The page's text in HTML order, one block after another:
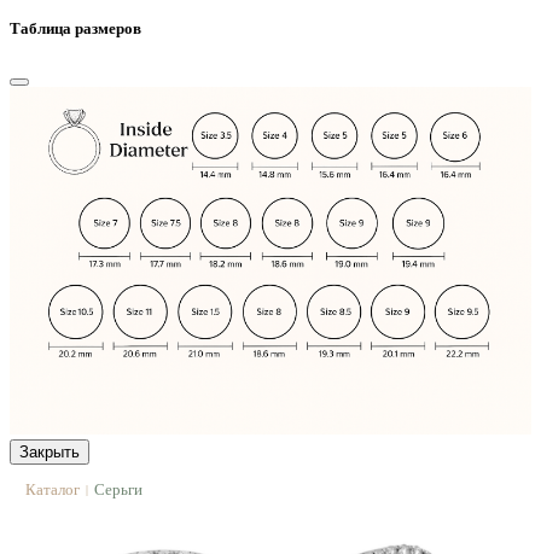
Таблица размеров
Закрыть
Каталог | Серьги